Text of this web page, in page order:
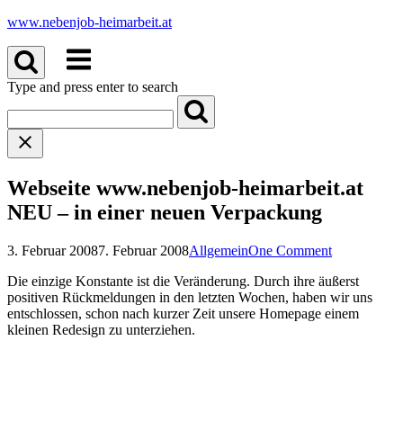
Skip
content
www.nebenjob-heimarbeit.at
Menu
Type and press enter to search
Webseite www.nebenjob-heimarbeit.at
NEU – in einer neuen Verpackung
3. Februar 20087. Februar 2008AllgemeinOne Comment
Die einzige Konstante ist die Veränderung. Durch ihre äußerst
positiven Rückmeldungen in den letzten Wochen, haben wir uns
entschlossen, schon nach kurzer Zeit unsere Homepage einem
kleinen Redesign zu unterziehen.